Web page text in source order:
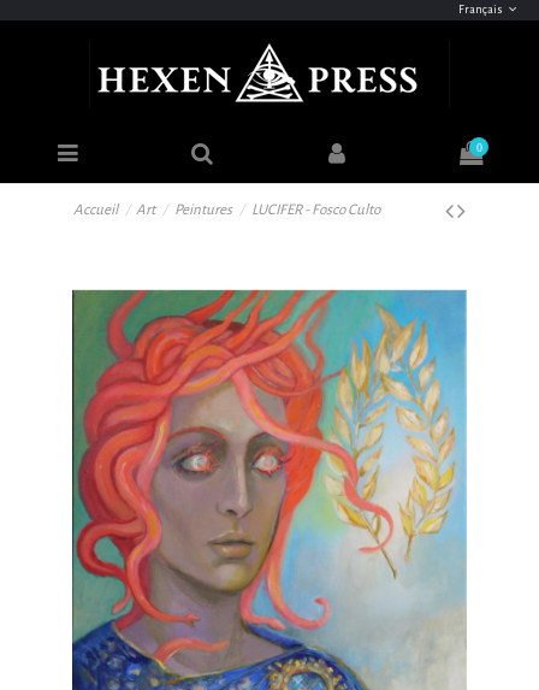
Français
0
Accueil Art Peintures LUCIFER - Fosco Culto